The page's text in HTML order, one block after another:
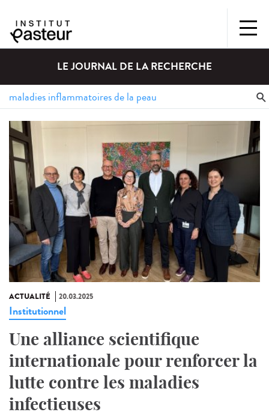
LE JOURNAL DE LA RECHERCHE
ACTUALITÉ 20.03.2025
Institutionnel
Une alliance scientifique
internationale pour renforcer la
lutte contre les maladies
infectieuses